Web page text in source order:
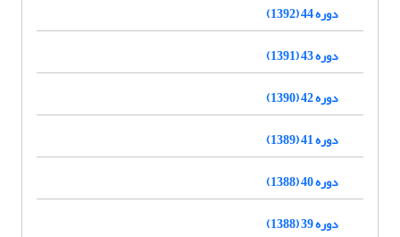
دوره 44 (1392)
دوره 43 (1391)
دوره 42 (1390)
دوره 41 (1389)
دوره 40 (1388)
دوره 39 (1388)